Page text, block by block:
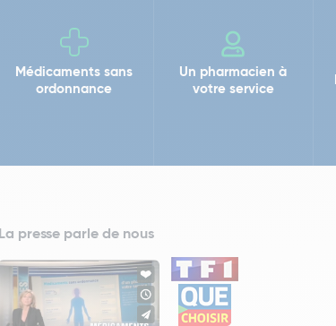
Médicaments sans
ordonnance
Un pharmacien à
votre service
La presse parle de nous